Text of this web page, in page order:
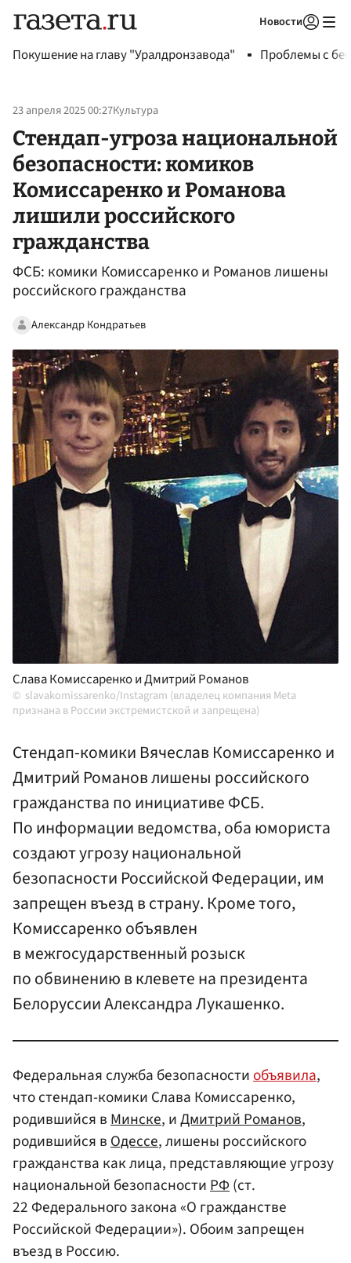
Новости
Покушение на главу "Уралдронзавода" Проблемы с
23 апреля 2025 00:27Культура
Стендап-угроза национальной
безопасности: комиков
Комиссаренко и Романова
лишили российского
гражданства
ФСБ: комики Комиссаренко и Романов лишены
российского гражданства
Александр Кондратьев
Слава Комиссаренко и Дмитрий Романов
slavakomissarenko/Instagram (владелец компания Meta
признана в России экстремистской и запрещена)
Стендап-комики Вячеслав Комиссаренко и
Дмитрий Романов лишены российского
гражданства по инициативе ФСБ.
По информации ведомства, оба юмориста
создают угрозу национальной
безопасности Российской Федерации, им
запрещен въезд в страну. Кроме того,
Комиссаренко объявлен
в межгосударственный розыск
по обвинению в клевете на президента
Белоруссии Александра Лукашенко.
Федеральная служба безопасностиобъявила,
что стендап-комики Слава Комиссаренко,
родившийся вМинске, иДмитрий Романов,
родившийся вОдессе, лишены российского
гражданства как лица, представляющие угрозу
национальной безопасностиРФ(ст.
22 Федерального закона «О гражданстве
Российской Федерации»). Обоим запрещен
въезд в Россию.